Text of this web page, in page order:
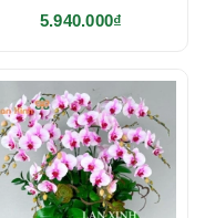
5.940.000₫